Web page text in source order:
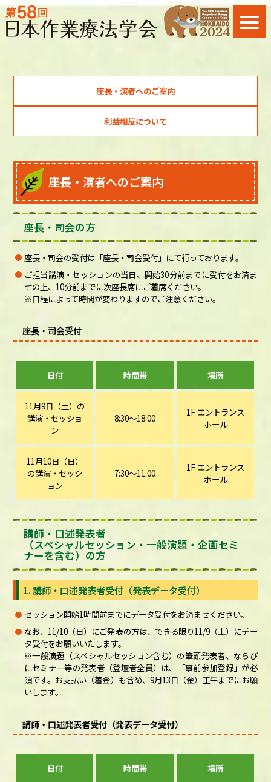
座長・演者へのご案内
利益相反について
座長・演者へのご案内
座長・司会の方
座長・司会の受付は「座長・司会受付」にて行っております。
ご担当講演・セッションの当日、開始30分前までに受付をお済ま
せの上、10分前までに次座長席にご着席ください。
※日程によって時間が変わりますのでご注意ください。
座長・司会受付
日付 時間帯 場所
11月9日（土）の
講演・セッショ
ン
8:30～18:00
1F エントランス
ホール
11月10日（日）
の講演・セッシ
ョン
7:30～11:00
1F エントランス
ホール
講師・口述発表者
（スペシャルセッション・一般演題・企画セミ
ナーを含む）の方
1. 講師・口述発表者受付（発表データ受付）
セッション開始1時間前までにデータ受付をお済ませください。
なお、11/10（日）にご発表の方は、できる限り11/9（土）にデー
タ受付をお願いいたします。
※一般演題（スペシャルセッション含む）の筆頭発表者、ならび
にセミナー等の発表者（登壇者全員）は、「事前参加登録」が必
須です。お支払い（着金）も含め、9月13日（金）正午までにお願
いします。
講師・口述発表者受付（発表データ受付）
日付 時間帯 場所